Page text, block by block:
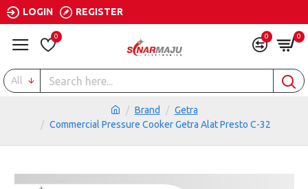
LOGIN REGISTER
0 0 0
All
Brand
Getra
Commercial Pressure Cooker Getra Alat Presto C-32